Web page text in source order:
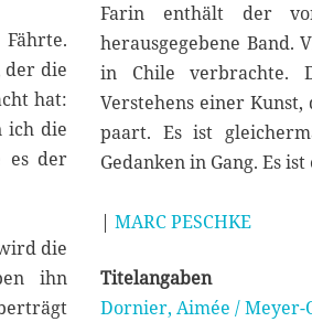
der die
hat:
ich die
es der
die
ihn
Farin enthält der
herausgegebene Band.
in Chile verbrachte.
Verstehens einer
paart. Es ist
Gedanken in Gang. Es
| MARC PESCHKE
Titelangaben
Dornier, Aimée / Meyer-